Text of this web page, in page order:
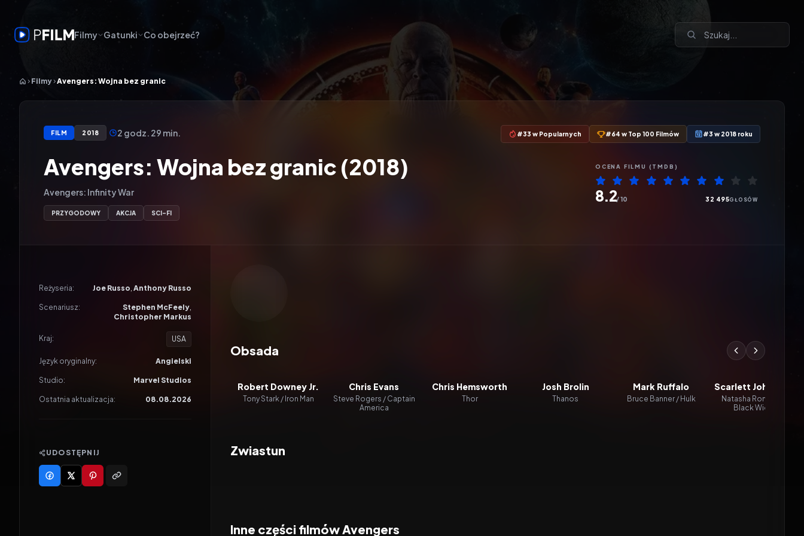
Filmy Gatunki Co obejrzeć?
Filmy Avengers: Wojna bez granic
FILM 2018 2 godz. 29 min. #33 w Popularnych #64 w Top 100 Filmów #3 w 2018 roku
Avengers: Wojna bez granic (2018)
Avengers: Infinity War
PRZYGODOWY AKCJA SCI-FI
OCENA FILMU (TMDB)
8.2/ 10 32 495GŁOSÓW
Reżyseria: Joe Russo, Anthony Russo
Scenariusz: Stephen McFeely,
Christopher Markus
Kraj: USA
Język oryginalny: Angielski
Studio: Marvel Studios
Ostatnia aktualizacja: 08.08.2026
UDOSTĘPNIJ
Obsada
Robert Downey Jr.
Tony Stark / Iron Man
Chris Evans
Steve Rogers / Captain
America
Chris Hemsworth
Thor
Josh Brolin
Thanos
Mark Ruffalo
Bruce Banner / Hulk
Scarlett Johansson
Natasha Romanoff /
Black Widow
Zwiastun
Inne części filmów Avengers